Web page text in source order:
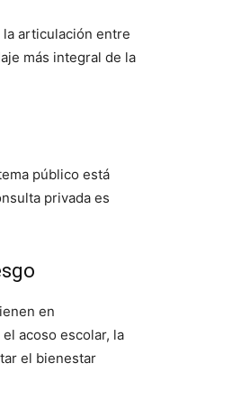
articulación entre
más integral de la
público está
privada es
en
acoso escolar, la
el bienestar